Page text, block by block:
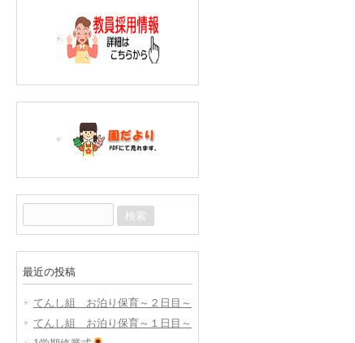
索:
最近の投稿
てんし組 お泊り保育～２日目～
てんし組 お泊り保育～１日目～